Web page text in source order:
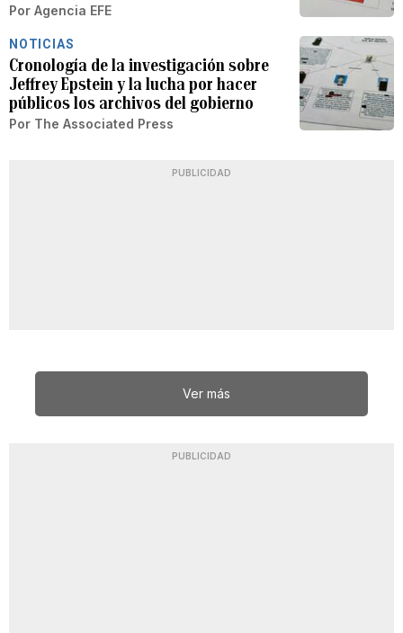
Por Agencia EFE
NOTICIAS
Cronología de la investigación sobre
Jeffrey Epstein y la lucha por hacer
públicos los archivos del gobierno
Por The Associated Press
PUBLICIDAD
Ver más
PUBLICIDAD